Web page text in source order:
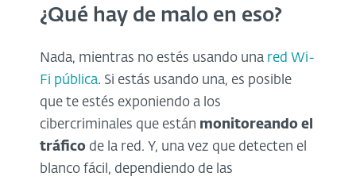
¿Qué hay de malo en eso?
Nada, mientras no estés usando una red Wi-
Fi pública. Si estás usando una, es posible
que te estés exponiendo a los
cibercriminales que están monitoreando el
tráfico de la red. Y, una vez que detecten el
blanco fácil, dependiendo de las